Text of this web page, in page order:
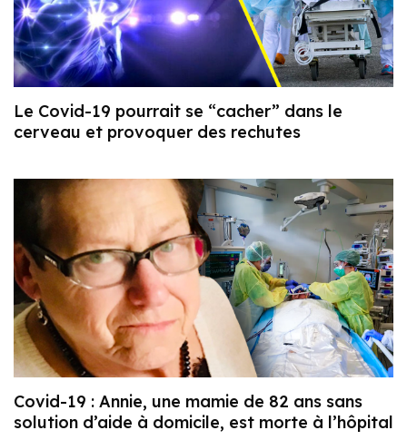
Le Covid-19 pourrait se “cacher” dans le
cerveau et provoquer des rechutes
Covid-19 : Annie, une mamie de 82 ans sans
solution d’aide à domicile, est morte à l’hôpital